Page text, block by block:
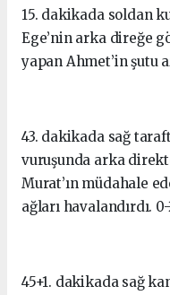
15. dakikada soldan
Ege’nin arka direğe
yapan Ahmet’in şutu
43. dakikada sağ
vuruşunda arka
Murat’ın müdahale
ağları havalandırdı.
45+1. dakikada sağ